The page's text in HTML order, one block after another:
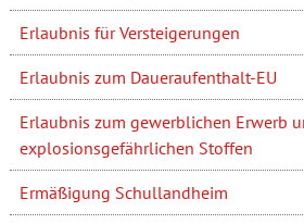
Erlaubnis für Versteigerungen
Erlaubnis zum Daueraufenthalt-EU
Erlaubnis zum gewerblichen Erwerb
explosionsgefährlichen Stoffen
Ermäßigung Schullandheim